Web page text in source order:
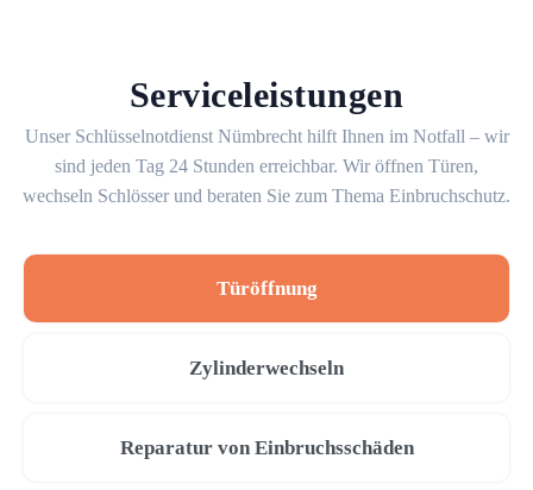
Serviceleistungen
Unser Schlüsselnotdienst Nümbrecht hilft Ihnen im Notfall – wir
sind jeden Tag 24 Stunden erreichbar. Wir öffnen Türen,
wechseln Schlösser und beraten Sie zum Thema Einbruchschutz.
Türöffnung
Zylinderwechseln
Reparatur von Einbruchsschäden